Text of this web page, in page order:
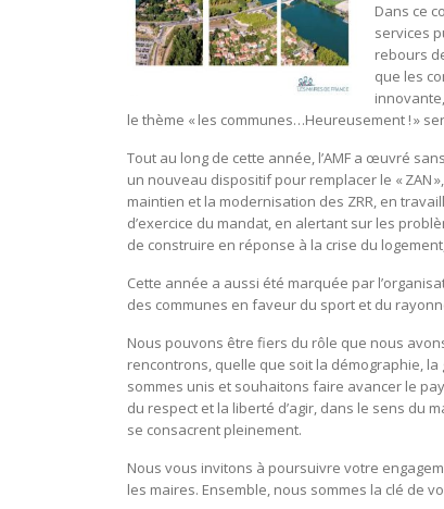
Dans ce
services
rebours
que les
le thème « les communes…Heureusement ! »
Tout au long de cette année, l’AMF a œuvré
un nouveau dispositif pour remplacer le « ZAN
maintien et la modernisation des ZRR, en
d’exercice du mandat, en alertant sur les
de construire en réponse à la crise du
Cette année a aussi été marquée par
des communes en faveur du sport et du
Nous pouvons être fiers du rôle que nous
rencontrons, quelle que soit la démographie,
sommes unis et souhaitons faire avancer le
du respect et la liberté d’agir, dans le sens du
se consacrent pleinement.
Nous vous invitons à poursuivre votre
les maires. Ensemble, nous sommes la clé de